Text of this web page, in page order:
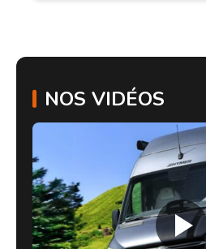
NOS VIDÉOS